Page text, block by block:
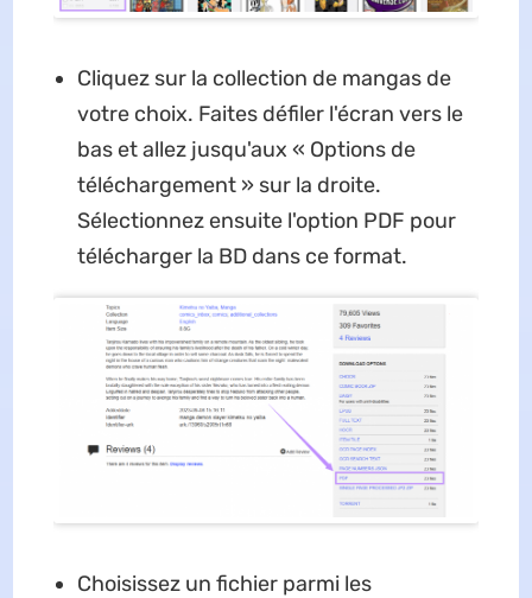
Cliquez sur la collection de mangas de
votre choix. Faites défiler l'écran vers le
bas et allez jusqu'aux « Options de
téléchargement » sur la droite.
Sélectionnez ensuite l'option PDF pour
télécharger la BD dans ce format.
Choisissez un fichier parmi les